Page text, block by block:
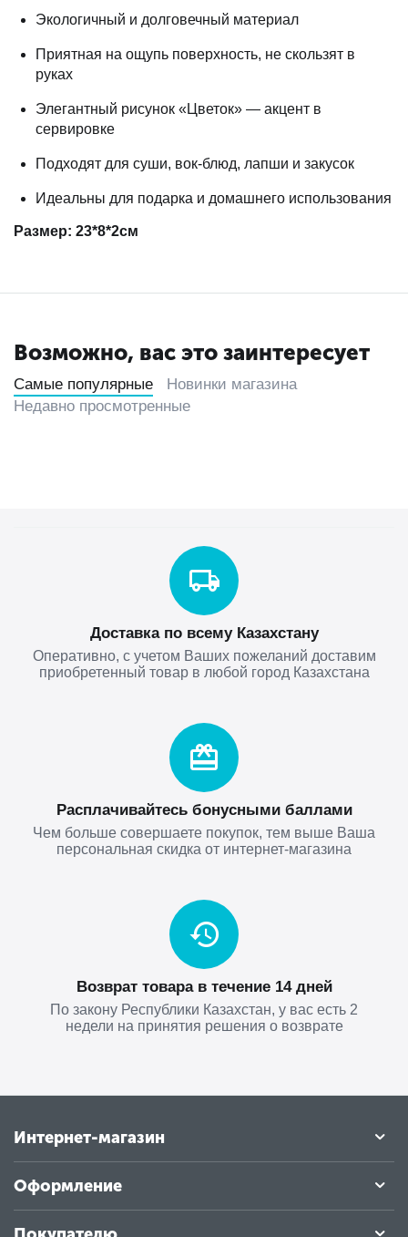
Экологичный и долговечный материал
Приятная на ощупь поверхность, не скользят в
руках
Элегантный рисунок «Цветок» — акцент в
сервировке
Подходят для суши, вок-блюд, лапши и закусок
Идеальны для подарка и домашнего использования
Размер: 23*8*2см
Возможно, вас это заинтересует
Самые популярные
Новинки магазина
Недавно просмотренные
Доставка по всему Казахстану
Оперативно, с учетом Ваших пожеланий доставим
приобретенный товар в любой город Казахстана
Расплачивайтесь бонусными баллами
Чем больше совершаете покупок, тем выше Ваша
персональная скидка от интернет-магазина
Возврат товара в течение 14 дней
По закону Республики Казахстан, у вас есть 2
недели на принятия решения о возврате
Интернет-магазин
Оформление